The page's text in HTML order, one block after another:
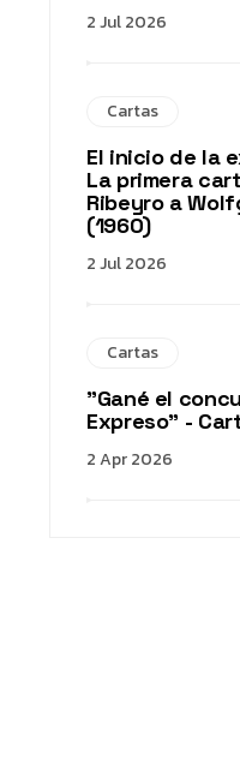
2 Jul 2026
Cartas
El inicio de la
La primera
Ribeyro a
(1960)
2 Jul 2026
Cartas
"Gané el
Expreso" -
2 Apr 2026